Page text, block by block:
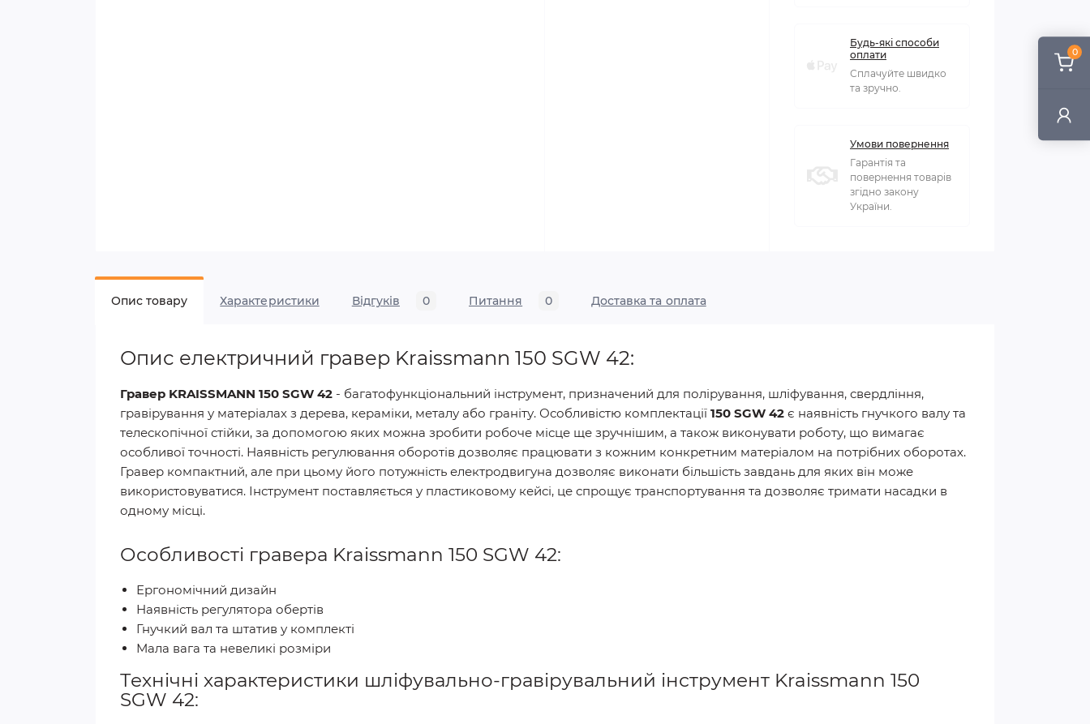
0
Будь-які способи
оплати
Сплачуйте швидко
та зручно.
Умови повернення
Гарантія та
повернення товарів
згідно закону
України.
Опис товару Характеристики Відгуків 0 Питання 0 Доставка та оплата
Опис електричний гравер Kraissmann 150 SGW 42:
Гравер KRAISSMANN 150 SGW 42 - багатофункціональний інструмент, призначений для полірування, шліфування, свердління,
гравірування у матеріалах з дерева, кераміки, металу або граніту. Особливістю комплектації 150 SGW 42 є наявність гнучкого валу та
телескопічної стійки, за допомогою яких можна зробити робоче місце ще зручнішим, а також виконувати роботу, що вимагає
особливої ​​точності. Наявність регулювання оборотів дозволяє працювати з кожним конкретним матеріалом на потрібних оборотах.
Гравер компактний, але при цьому його потужність електродвигуна дозволяє виконати більшість завдань для яких він може
використовуватися. Інструмент поставляється у пластиковому кейсі, це спрощує транспортування та дозволяє тримати насадки в
одному місці.
Особливості гравера Kraissmann 150 SGW 42:
Ергономічний дизайн
Наявність регулятора обертів
Гнучкий вал та штатив у комплекті
Мала вага та невеликі розміри
Технічні характеристики шліфувально-гравірувальний інструмент Kraissmann 150
SGW 42: